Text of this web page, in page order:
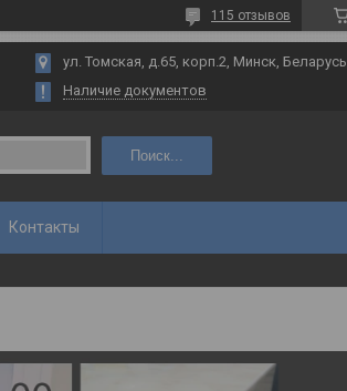
115 отзывов
ул. Томская, д.65, корп.2, Минск, Беларусь
Наличие документов
Поиск...
Контакты